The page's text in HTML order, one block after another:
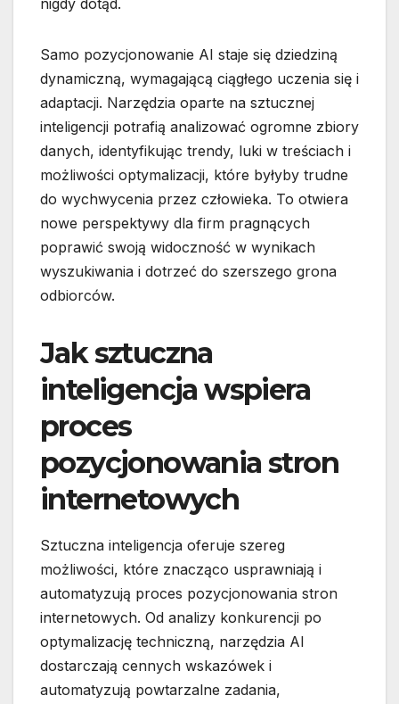
nigdy dotąd.
Samo pozycjonowanie AI staje się dziedziną
dynamiczną, wymagającą ciągłego uczenia się i
adaptacji. Narzędzia oparte na sztucznej
inteligencji potrafią analizować ogromne zbiory
danych, identyfikując trendy, luki w treściach i
możliwości optymalizacji, które byłyby trudne
do wychwycenia przez człowieka. To otwiera
nowe perspektywy dla firm pragnących
poprawić swoją widoczność w wynikach
wyszukiwania i dotrzeć do szerszego grona
odbiorców.
Jak sztuczna
inteligencja wspiera
proces
pozycjonowania stron
internetowych
Sztuczna inteligencja oferuje szereg
możliwości, które znacząco usprawniają i
automatyzują proces pozycjonowania stron
internetowych. Od analizy konkurencji po
optymalizację techniczną, narzędzia AI
dostarczają cennych wskazówek i
automatyzują powtarzalne zadania,